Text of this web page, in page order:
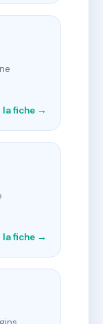
la fiche →
la fiche →